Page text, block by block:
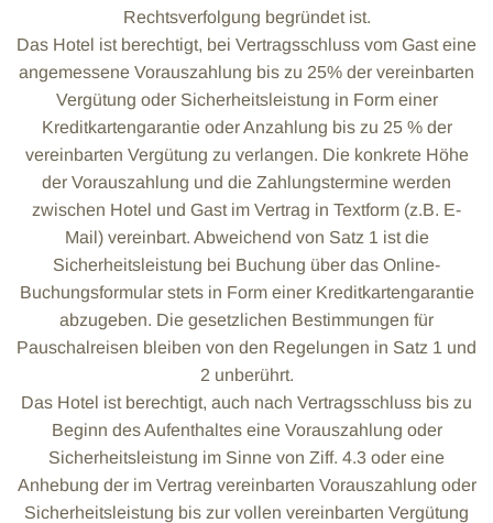
Rechtsverfolgung begründet ist.
Das Hotel ist berechtigt, bei Vertragsschluss vom Gast eine
angemessene Vorauszahlung bis zu 25% der vereinbarten
Vergütung oder Sicherheitsleistung in Form einer
Kreditkartengarantie oder Anzahlung bis zu 25 % der
vereinbarten Vergütung zu verlangen. Die konkrete Höhe
der Vorauszahlung und die Zahlungstermine werden
zwischen Hotel und Gast im Vertrag in Textform (z.B. E-
Mail) vereinbart. Abweichend von Satz 1 ist die
Sicherheitsleistung bei Buchung über das Online-
Buchungsformular stets in Form einer Kreditkartengarantie
abzugeben. Die gesetzlichen Bestimmungen für
Pauschalreisen bleiben von den Regelungen in Satz 1 und
2 unberührt.
Das Hotel ist berechtigt, auch nach Vertragsschluss bis zu
Beginn des Aufenthaltes eine Vorauszahlung oder
Sicherheitsleistung im Sinne von Ziff. 4.3 oder eine
Anhebung der im Vertrag vereinbarten Vorauszahlung oder
Sicherheitsleistung bis zur vollen vereinbarten Vergütung